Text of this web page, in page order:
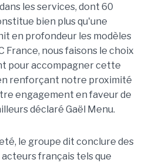
les services, dont 60
bien plus qu'une
en profondeur les modèles
France, nous faisons le choix
pour accompagner cette
renforçant notre proximité
engagement en faveur de
déclaré Gaël Menu.
le groupe dit conclure des
français tels que